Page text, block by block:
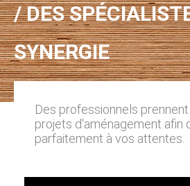
/ DES
SYNERGIE
Des professionnels
projets d'aménagement afin
parfaitement à vos attentes.